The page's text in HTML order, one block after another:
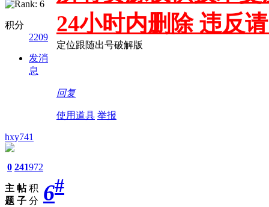
积分
2209
发消
息
24小时内删除 违反
定位跟随出号破解版
回复
使用道具 举报
hxy741
0
主
题
241
帖
子
972
积
分 6#